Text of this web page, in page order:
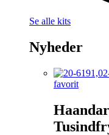
Se alle kits
Nyheder
favorit